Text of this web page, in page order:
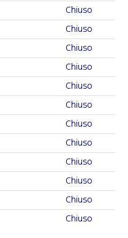
Chiuso
Chiuso
Chiuso
Chiuso
Chiuso
Chiuso
Chiuso
Chiuso
Chiuso
Chiuso
Chiuso
Chiuso